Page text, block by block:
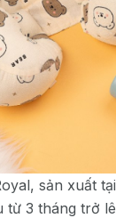
sản xuất
từ 3 tháng trở